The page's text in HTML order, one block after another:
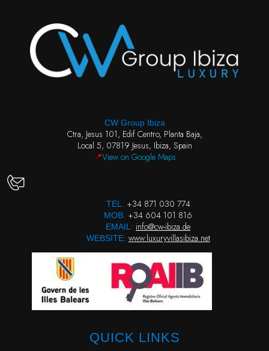
CW Group Ibiza
Ctra, Jesus 101, Edif Centro, Planta Baja,
Local 5, 07819 Jesus, Ibiza, Spain
📍View on Google Maps
TEL. +34 871 030 774
MOB. +34 604 101 816
EMAIL: info@cw-ibiza.de
WEBSITE: www.luxuryvillasibiza.net
QUICK LINKS